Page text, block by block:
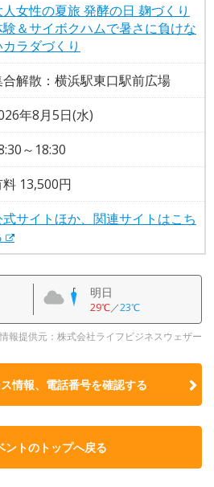
人女性の夏旅 発酵の日 麹づくり
験＆サイボクハムで暑さに負けな
カラダづくり
合解散：横浜駅東口駅前広場
年8月5日(水)
～18:30
13,500円
式サイトほか、関連サイトはこち
明日
29℃／23℃
報提供元：株式会社ライフビジネスウェザー
情報、電話番号を確認する
ントのトップへ戻る